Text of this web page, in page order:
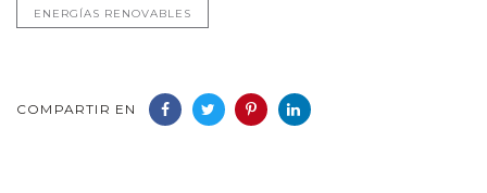
ENERGÍAS RENOVABLES
COMPARTIR EN